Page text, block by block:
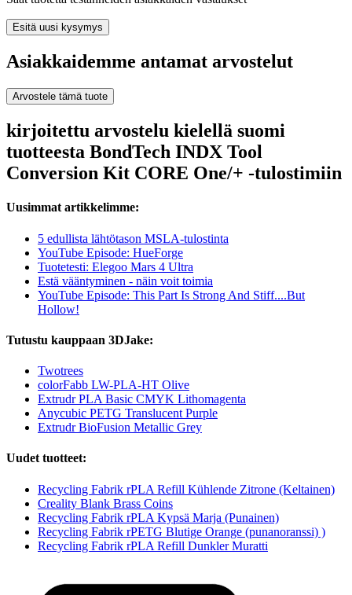
Esitä uusi kysymys
Asiakkaidemme antamat arvostelut
Arvostele tämä tuote
kirjoitettu arvostelu kielellä suomi
tuotteesta BondTech INDX Tool
Conversion Kit CORE One/+ -tulostimiin
Uusimmat artikkelimme:
5 edullista lähtötason MSLA-tulostinta
YouTube Episode: HueForge
Tuotetesti: Elegoo Mars 4 Ultra
Estä vääntyminen - näin voit toimia
YouTube Episode: This Part Is Strong And Stiff....But
Hollow!
Tutustu kauppaan 3DJake:
Twotrees
colorFabb LW-PLA-HT Olive
Extrudr PLA Basic CMYK Lithomagenta
Anycubic PETG Translucent Purple
Extrudr BioFusion Metallic Grey
Uudet tuotteet:
Recycling Fabrik rPLA Refill Kühlende Zitrone (Keltainen)
Creality Blank Brass Coins
Recycling Fabrik rPLA Kypsä Marja (Punainen)
Recycling Fabrik rPETG Blutige Orange (punanoranssi) )
Recycling Fabrik rPLA Refill Dunkler Muratti